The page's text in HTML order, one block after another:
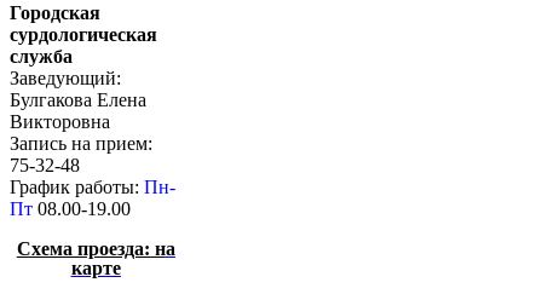
Городская
сурдологическая
служба
Заведующий:
Булгакова Елена
Викторовна
Запись на прием:
75-32-48
График работы: Пн-
Пт 08.00-19.00
Схема проезда: на
карте